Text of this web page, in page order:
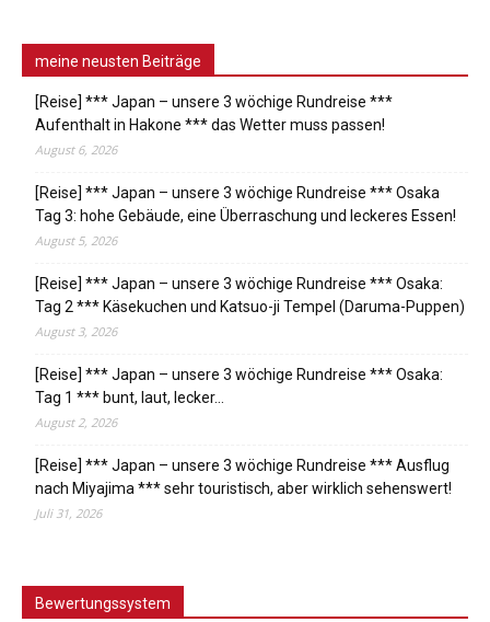
meine neusten Beiträge
[Reise] *** Japan – unsere 3 wöchige Rundreise ***
Aufenthalt in Hakone *** das Wetter muss passen!
August 6, 2026
[Reise] *** Japan – unsere 3 wöchige Rundreise *** Osaka
Tag 3: hohe Gebäude, eine Überraschung und leckeres Essen!
August 5, 2026
[Reise] *** Japan – unsere 3 wöchige Rundreise *** Osaka:
Tag 2 *** Käsekuchen und Katsuo-ji Tempel (Daruma-Puppen)
August 3, 2026
[Reise] *** Japan – unsere 3 wöchige Rundreise *** Osaka:
Tag 1 *** bunt, laut, lecker…
August 2, 2026
[Reise] *** Japan – unsere 3 wöchige Rundreise *** Ausflug
nach Miyajima *** sehr touristisch, aber wirklich sehenswert!
Juli 31, 2026
Bewertungssystem